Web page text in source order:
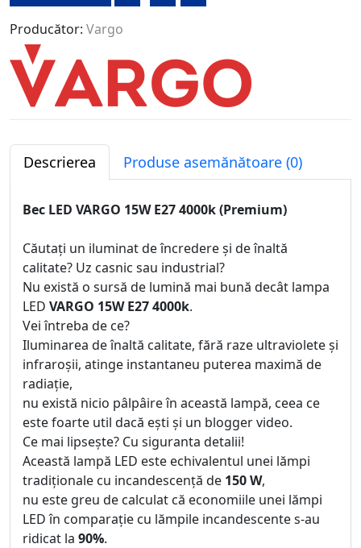
Producător: Vargo
Descrierea Produse asemănătoare (0)
Bec LED VARGO 15W E27 4000k (Premium)
Căutați un iluminat de încredere și de înaltă
calitate? Uz casnic sau industrial?
Nu există o sursă de lumină mai bună decât lampa
LED VARGO 15W E27 4000k.
Vei întreba de ce?
Iluminarea de înaltă calitate, fără raze ultraviolete și
infraroșii, atinge instantaneu puterea maximă de
radiație,
nu există nicio pâlpâire în această lampă, ceea ce
este foarte util dacă ești și un blogger video.
Ce mai lipsește? Cu siguranta detalii!
Această lampă LED este echivalentul unei lămpi
tradiționale cu incandescență de 150 W,
nu este greu de calculat că economiile unei lămpi
LED în comparație cu lămpile incandescente s-au
ridicat la 90%.